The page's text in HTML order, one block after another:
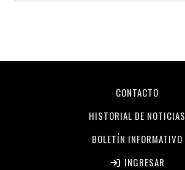
CONTACTO
HISTORIAL DE NOTICIAS
BOLETÍN INFORMATIVO
INGRESAR